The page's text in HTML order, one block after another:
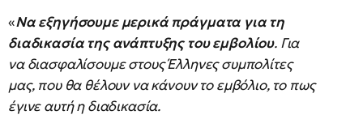
«Να εξηγήσουμε μερικά πράγματα για τη
διαδικασία της ανάπτυξης του εμβολίου. Για
να διασφαλίσουμε στους Έλληνες συμπολίτες
μας, που θα θέλουν να κάνουν το εμβόλιο, το πως
έγινε αυτή η διαδικασία.